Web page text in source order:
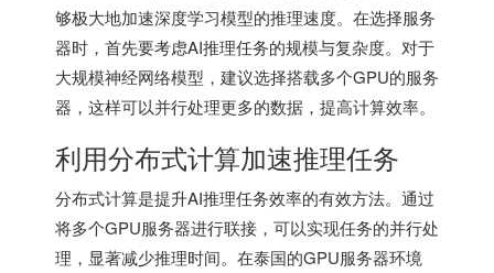
够极大地加速深度学习模型的推理速度。在选择服务
器时，首先要考虑AI推理任务的规模与复杂度。对于
大规模神经网络模型，建议选择搭载多个GPU的服务
器，这样可以并行处理更多的数据，提高计算效率。
利用分布式计算加速推理任务
分布式计算是提升AI推理任务效率的有效方法。通过
将多个GPU服务器进行联接，可以实现任务的并行处
理，显著减少推理时间。在泰国的GPU服务器环境